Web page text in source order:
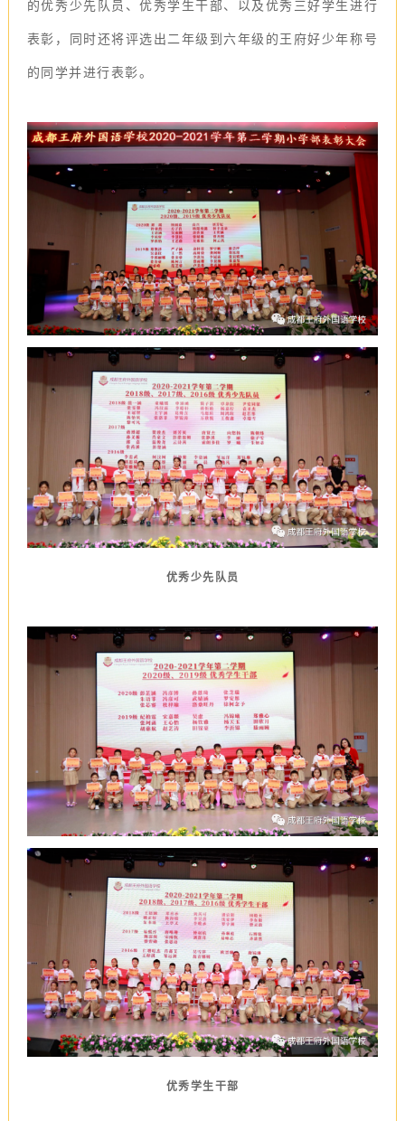
的优秀少先队员、优秀学生干部、以及优秀三好学生进行
表彰，同时还将评选出二年级到六年级的王府好少年称号
的同学并进行表彰。
优秀少先队员
优秀学生干部